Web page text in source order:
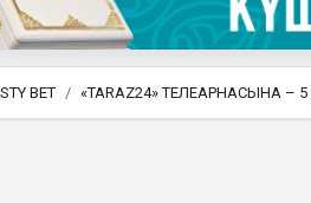
BET «TARAZ24» ТЕЛЕАРНАСЫНА –